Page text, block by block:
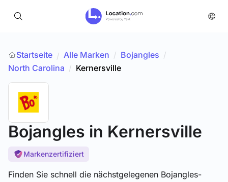
Startseite / Alle Marken / Bojangles /
North Carolina / Kernersville
Bojangles in Kernersville
Markenzertifiziert
Finden Sie schnell die nächstgelegenen Bojangles-